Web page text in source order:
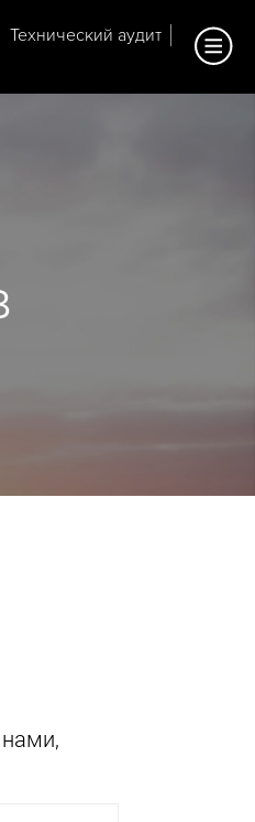
Технический аудит